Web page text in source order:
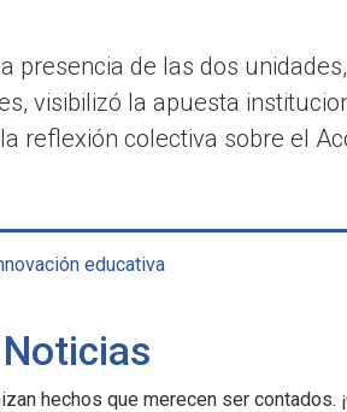
presencia de las dos
visibilizó la apuesta
reflexión colectiva sobre el
educativa
Noticias
hechos que merecen ser contados.